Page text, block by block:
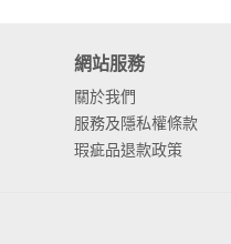
網站服務
關於我們
服務及隱私權條款
瑕疵品退款政策